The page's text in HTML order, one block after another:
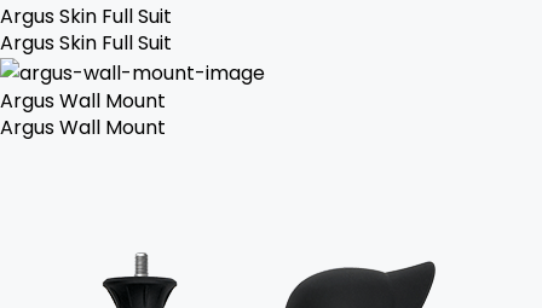
Argus Skin Full Suit
Argus Skin Full Suit
Argus Wall Mount
Argus Wall Mount